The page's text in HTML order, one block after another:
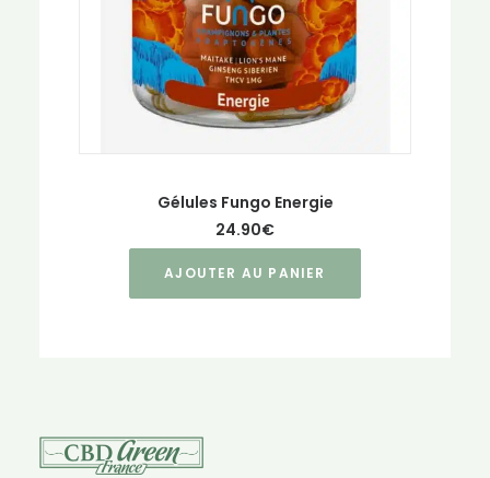
Gélules Fungo Energie
24.90€
AJOUTER AU PANIER